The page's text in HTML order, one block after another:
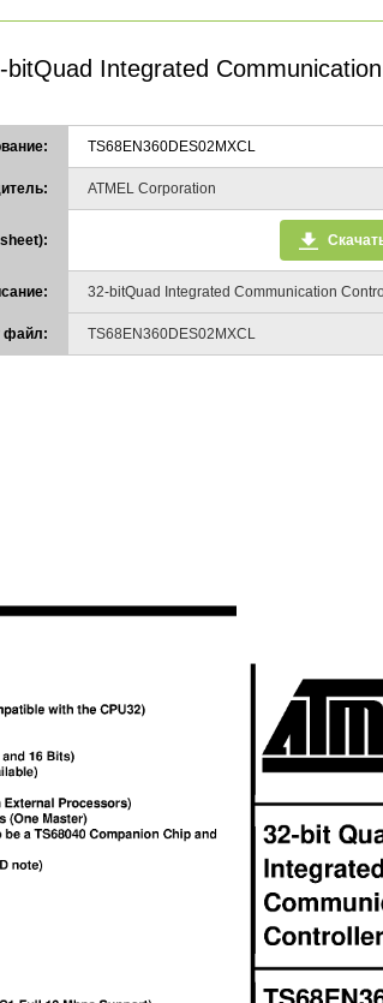
Integrated
TS68EN360DES02MXCL
ATMEL Corporation
32-bitQuad Integrated Communication
файл: TS68EN360DES02MXCL